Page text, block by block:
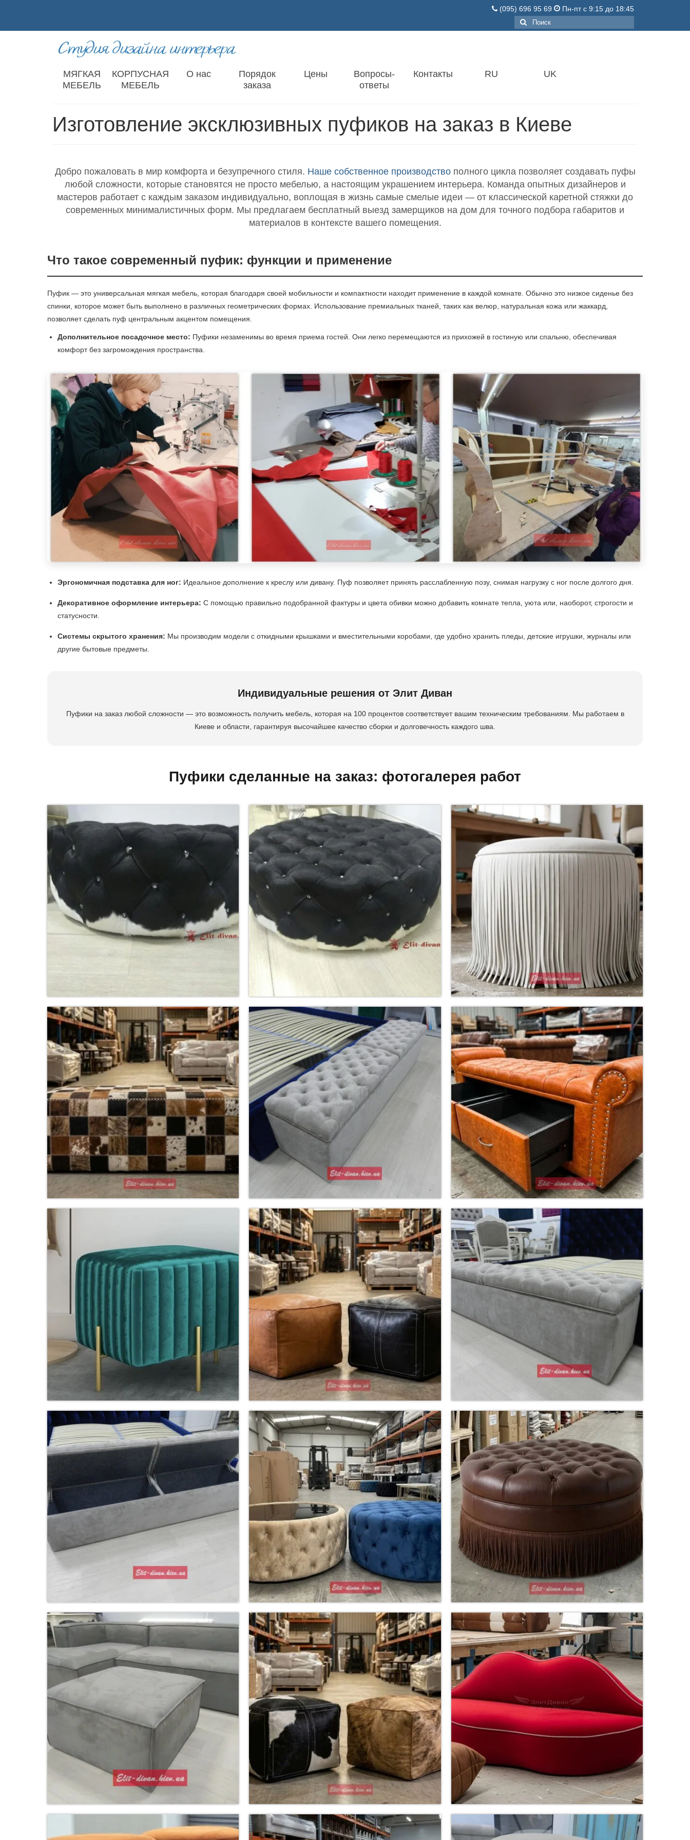
(095) 696 95 69
Пн-пт с 9:15 до 18:45
МЯГКАЯ
МЕБЕЛЬ
КОРПУСНАЯ
МЕБЕЛЬ
О нас
Порядок
заказа
Цены
Вопросы-
ответы
Контакты RU UK
Изготовление эксклюзивных пуфиков на заказ в Киеве
Добро пожаловать в мир комфорта и безупречного стиля. Наше собственное производствополного цикла позволяет создавать пуфы
любой сложности, которые становятся не просто мебелью, а настоящим украшением интерьера. Команда опытных дизайнеров и
мастеров работает с каждым заказом индивидуально, воплощая в жизнь самые смелые идеи — от классической каретной стяжки до
современных минималистичных форм. Мы предлагаем бесплатный выезд замерщиков на дом для точного подбора габаритов и
материалов в контексте вашего помещения.
Что такое современный пуфик: функции и применение
Пуфик — это универсальная мягкая мебель, которая благодаря своей мобильности и компактности находит применение в каждой комнате. Обычно это низкое сиденье без
спинки, которое может быть выполнено в различных геометрических формах. Использование премиальных тканей, таких как велюр, натуральная кожа или жаккард,
позволяет сделать пуф центральным акцентом помещения.
Дополнительное посадочное место: Пуфики незаменимы во время приема гостей. Они легко перемещаются из прихожей в гостиную или спальню, обеспечивая
комфорт без загромождения пространства.
Эргономичная подставка для ног: Идеальное дополнение к креслу или дивану. Пуф позволяет принять расслабленную позу, снимая нагрузку с ног после долгого дня.
Декоративное оформление интерьера: С помощью правильно подобранной фактуры и цвета обивки можно добавить комнате тепла, уюта или, наоборот, строгости и
статусности.
Системы скрытого хранения: Мы производим модели с откидными крышками и вместительными коробами, где удобно хранить пледы, детские игрушки, журналы или
другие бытовые предметы.
Индивидуальные решения от Элит Диван
Пуфики на заказ любой сложности — это возможность получить мебель, которая на 100 процентов соответствует вашим техническим требованиям. Мы работаем в
Киеве и области, гарантируя высочайшее качество сборки и долговечность каждого шва.
Пуфики сделанные на заказ: фотогалерея работ